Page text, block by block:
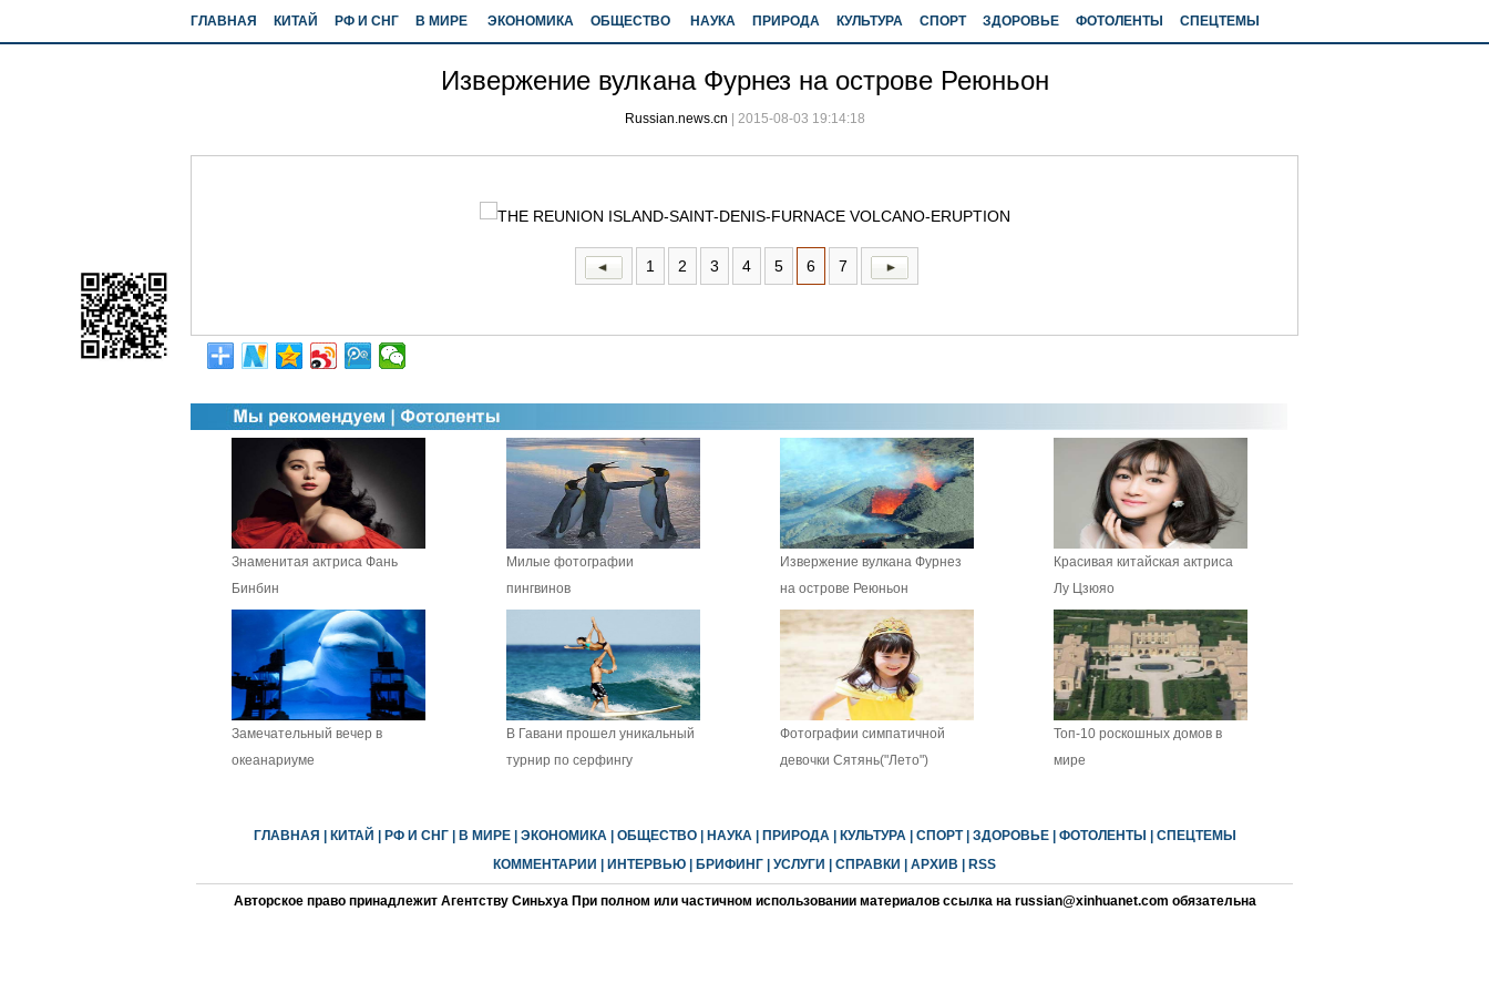
ГЛАВНАЯ КИТАЙ РФ И СНГ В МИРЕ ЭКОНОМИКА ОБЩЕСТВО НАУКА ПРИРОДА КУЛЬТУРА СПОРТ ЗДОРОВЬЕ ФОТОЛЕНТЫ СПЕЦТЕМЫ
Извержение вулкана Фурнез на острове Реюньон
Russian.news.cn 2015-08-03 19:14:18
1 2 3 4 5 6 7
Знаменитая актриса Фань
Бинбин
Милые фотографии
пингвинов
Извержение вулкана Фурнез
на острове Реюньон
Красивая китайская актриса
Лу Цзюяо
Замечательный вечер в
океанариуме
В Гавани прошел уникальный
турнир по серфингу
Фотографии симпатичной
девочки Сятянь("Лето")
Топ-10 роскошных домов в
мире
ГЛАВНАЯ КИТАЙ РФ И СНГ| В МИРЕ| ЭКОНОМИКА| ОБЩЕСТВО| НАУКА| ПРИРОДА| КУЛЬТУРА| СПОРТ| ЗДОРОВЬЕ| ФОТОЛЕНТЫ
СПЕЦТЕМЫ
КОММЕНТАРИИ
ИНТЕРВЬЮ БРИФИНГ УСЛУГИ СПРАВКИ АРХИВ RSS
Авторское право принадлежит Агентству Синьхуа При полном или частичном использовании материалов ссылка на russian@xinhuanet.com обязательна